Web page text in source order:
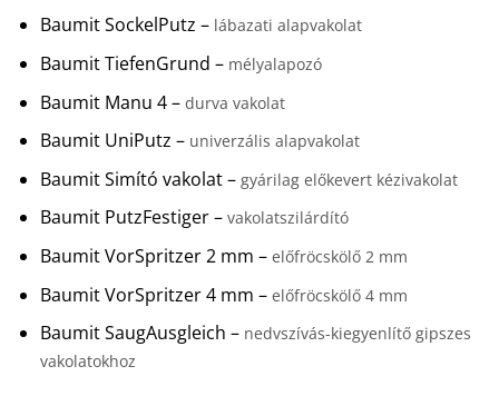
Baumit SockelPutz – lábazati alapvakolat
Baumit TiefenGrund – mélyalapozó
Baumit Manu 4 – durva vakolat
Baumit UniPutz – univerzális alapvakolat
Baumit Simító vakolat – gyárilag előkevert kézivakolat
Baumit PutzFestiger – vakolatszilárdító
Baumit VorSpritzer 2 mm – előfröcskölő 2 mm
Baumit VorSpritzer 4 mm – előfröcskölő 4 mm
Baumit SaugAusgleich – nedvszívás-kiegyenlítő gipszes
vakolatokhoz